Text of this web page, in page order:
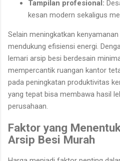
Tampilan profesional:
kesan modern sekaligus
Selain meningkatkan
mendukung efisiensi energi.
lemari arsip besi berdesain
mempercantik ruangan kantor
pada peningkatan produktivitas
yang tepat bisa membawa hasil
perusahaan.
Faktor yang
Arsip Besi Murah